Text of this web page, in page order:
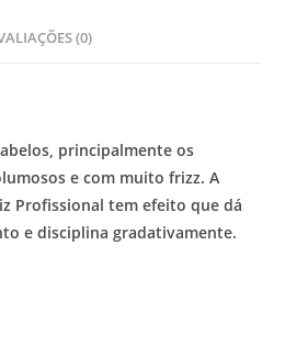
(0)
principalmente os
e com muito frizz. A
Profissional tem efeito que dá
e disciplina gradativamente.